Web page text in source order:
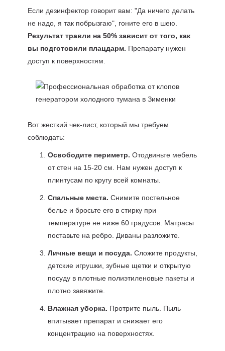
Если дезинфектор говорит вам: "Да ничего делать
не надо, я так побрызгаю", гоните его в шею.
Результат травли на 50% зависит от того, как
вы подготовили плацдарм. Препарату нужен
доступ к поверхностям.
Вот жесткий чек-лист, который мы требуем
соблюдать:
Освободите периметр. Отодвиньте мебель
от стен на 15-20 см. Нам нужен доступ к
плинтусам по кругу всей комнаты.
Спальные места. Снимите постельное
белье и бросьте его в стирку при
температуре не ниже 60 градусов. Матрасы
поставьте на ребро. Диваны разложите.
Личные вещи и посуда. Сложите продукты,
детские игрушки, зубные щетки и открытую
посуду в плотные полиэтиленовые пакеты и
плотно завяжите.
Влажная уборка. Протрите пыль. Пыль
впитывает препарат и снижает его
концентрацию на поверхностях.